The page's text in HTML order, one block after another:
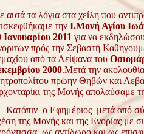
αυτά τα λόγια στα χείλη που
την Ι.Μονή Αγίου
Ιανουαρίου 2011 για να
πρός την Σεβαστή
από τα Λείψανα του
2000.Μετά την
πρώην Θηβών και
της Μονής απολαύσαμε
ο Εφημέριος μετά από
της Μονής και της Ενορίας με
ως αντίδωρο και ως